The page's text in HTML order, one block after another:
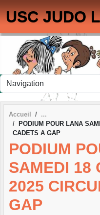
USC JUDO
Accueil
PODIUM POUR LANA
CADETS A GAP
PODIUM
SAMEDI 18
2025
GAP